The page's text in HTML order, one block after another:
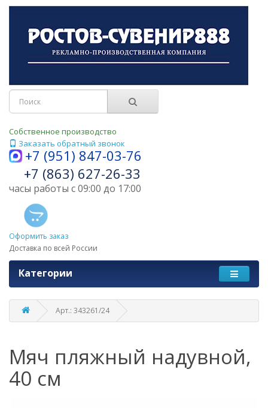
Собственное производство
Заказать обратный звонок
+7 (951) 847-03-76
+7 (863) 627-26-33
часы работы с 09:00 до 17:00
Оформить заказ
Доставка по всей России
Категории
Арт.: 343261/24
Мяч пляжный надувной,
40 см